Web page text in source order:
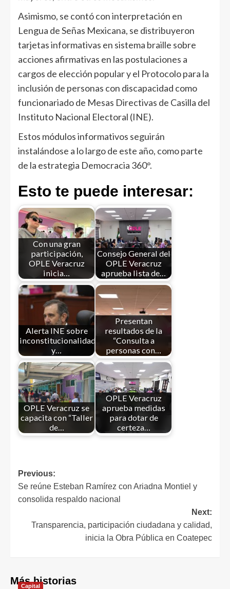
Asimismo, se contó con interpretación en
Lengua de Señas Mexicana, se distribuyeron
tarjetas informativas en sistema braille sobre
acciones afirmativas en las postulaciones a
cargos de elección popular y el Protocolo para la
inclusión de personas con discapacidad como
funcionariado de Mesas Directivas de Casilla del
Instituto Nacional Electoral (INE).
Estos módulos informativos seguirán
instalándose a lo largo de este año, como parte
de la estrategia Democracia 360°.
Esto te puede interesar:
Con una gran
participación,
OPLE Veracruz
inicia…
Consejo General del
OPLE Veracruz
aprueba lista de…
Alerta INE sobre
inconstitucionalidades
y…
Presentan
resultados de la
“Consulta a
personas con…
OPLE Veracruz se
capacita con “Taller
de…
OPLE Veracruz
aprueba medidas
para dotar de
certeza…
Previous:
Se reúne Esteban Ramírez con Ariadna Montiel y
consolida respaldo nacional
Next:
Transparencia, participación ciudadana y calidad,
inicia la Obra Pública en Coatepec
Más historias
Capital